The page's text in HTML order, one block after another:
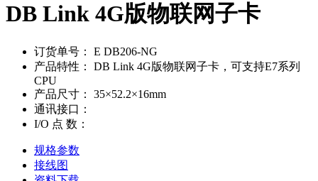
DB Link 4G版物联网子卡
订货单号：
E DB206-NG
产品特性：
DB Link 4G版物联网子卡，可支持E7系列
CPU
产品尺寸：
35×52.2×16mm
通讯接口：
I/O 点 数：
规格参数
接线图